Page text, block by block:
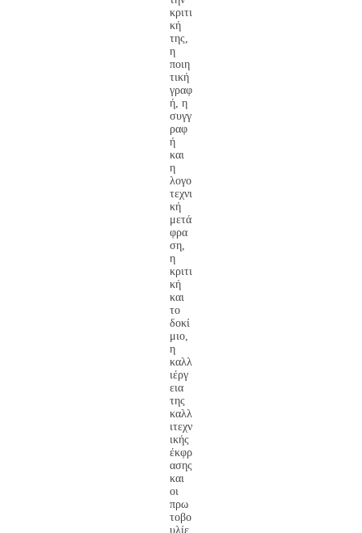
κριτι
κή
της,
η
ποιη
τική
γραφ
ή, η
συγγ
ραφ
ή
και
η
λογο
τεχνι
κή
μετά
φρα
ση,
η
κριτι
κή
και
το
δοκί
μιο,
η
καλλ
ιέργ
εια
της
καλλ
ιτεχν
ικής
έκφρ
ασης
και
οι
πρω
τοβο
υλίε